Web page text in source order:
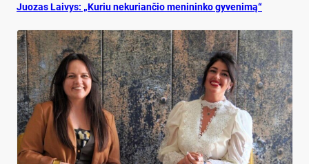
Juo­zas Lai­vys: „Ku­riu ne­ku­rian­čio me­ni­nin­ko gy­ve­ni­mą“